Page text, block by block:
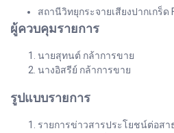
สถานีวิทยุกระจายเสียงปากเกร็ด
ผู้ควบคุมรายการ
นายสุทนต์ กล้าการขาย
นางอิสรีย์ กล้าการขาย
รูปแบบรายการ
รายการข่าวสารประโยชน์ต่อสา